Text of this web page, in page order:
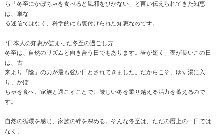
ら「冬至にかぼちゃを食べると風邪をひかない」と言い伝えられてきた知恵
は、単な
る迷信ではなく、科学的にも裏付けられた知恵なのです。
?日本人の知恵が詰まった冬至の過ごし方
冬至は、自然のリズムと向き合う日でもあります。昼が短く、夜が長いこの日
は、古
来より「陰」の力が最も強い日とされてきました。だからこそ、ゆず湯に入
り、かぼ
ちゃを食べ、家族と過ごすことで、厳しい冬を乗り越える活力を蓄えるので
す。
自然の循環を感じ、家族の絆を深める。そんな冬至は、ただの暦上の一日では
なく、